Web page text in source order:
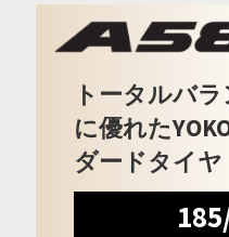
トータルバ
に優れた
ダードタイヤ